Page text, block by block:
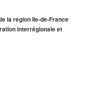
la région Ile-de-France
interrégionale et